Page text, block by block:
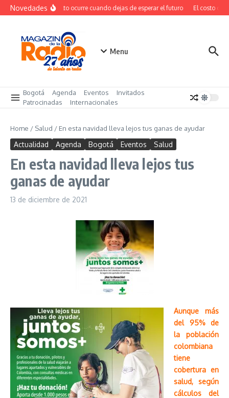
Saltar al contenido
Novedades
El verdadero salto ocurre cuando dejas de esperar el futuro El costo
Menu
Bogotá Agenda Eventos
Invitados
Patrocinadas
Internacionales
Home / Salud / En esta navidad lleva lejos tus ganas de ayudar
Actualidad Agenda Bogotá Eventos Salud
En esta navidad lleva lejos tus
ganas de ayudar
13 de diciembre de 2021
Aunque más
del 95% de
la población
colombiana
tiene
cobertura en
salud, según
cálculos del